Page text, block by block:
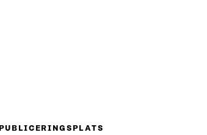
PUBLICERINGSPLATS